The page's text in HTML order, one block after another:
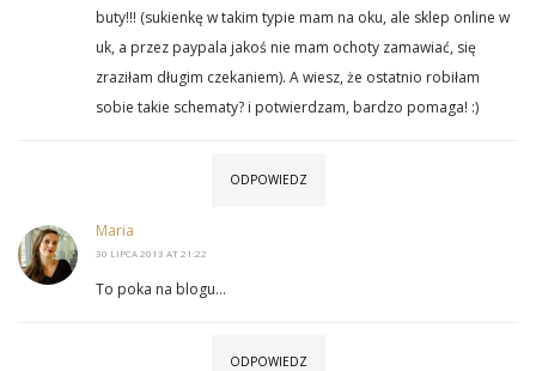
buty!!! (sukienkę w takim typie mam na oku, ale sklep online w
uk, a przez paypala jakoś nie mam ochoty zamawiać, się
zraziłam długim czekaniem). A wiesz, że ostatnio robiłam
sobie takie schematy? i potwierdzam, bardzo pomaga! :)
ODPOWIEDZ
Maria
30 LIPCA 2013 AT 21:22
To poka na blogu…
ODPOWIEDZ